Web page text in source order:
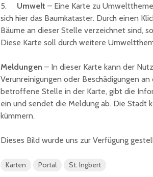
5. Umwelt – Eine Karte zu
sich hier das Baumkataster. Durch einen
Bäume an dieser Stelle verzeichnet sind,
Diese Karte soll durch weitere
Meldungen – In dieser Karte kann der
Verunreinigungen oder Beschädigungen
betroffene Stelle in der Karte, gibt die
ein und sendet die Meldung ab. Die Stadt
kümmern.
Dieses Bild wurde uns zur Verfügung
Karten Portal St. Ingbert